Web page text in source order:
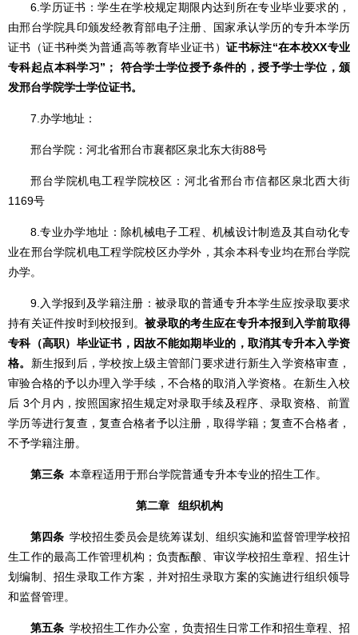
6.学历证书：学生在学校规定期限内达到所在专业毕业要求的，
由邢台学院具印颁发经教育部电子注册、国家承认学历的专升本学历
证书（证书种类为普通高等教育毕业证书）证书标注“在本校XX专业
专科起点本科学习”； 符合学士学位授予条件的，授予学士学位，颁
发邢台学院学士学位证书。
7.办学地址：
邢台学院：河北省邢台市襄都区泉北东大街88号
邢台学院机电工程学院校区：河北省邢台市信都区泉北西大街
1169号
8.专业办学地址：除机械电子工程、机械设计制造及其自动化专
业在邢台学院机电工程学院校区办学外，其余本科专业均在邢台学院
办学。
9.入学报到及学籍注册：被录取的普通专升本学生应按录取要求
持有关证件按时到校报到。被录取的考生应在专升本报到入学前取得
专科（高职）毕业证书，因故不能如期毕业的，取消其专升本入学资
格。 新生报到后，学校按上级主管部门要求进行新生入学资格审查，
审验合格的予以办理入学手续，不合格的取消入学资格。在新生入校
后 3个月内，按照国家招生规定对录取手续及程序、录取资格、前置
学历等进行复查，复查合格者予以注册，取得学籍；复查不合格者，
不予学籍注册。
第三条 本章程适用于邢台学院普通专升本专业的招生工作。
第二章 组织机构
第四条学校招生委员会是统筹谋划、组织实施和监督管理学校招
生工作的最高工作管理机构；负责酝酿、审议学校招生章程、招生计
划编制、招生录取工作方案，并对招生录取方案的实施进行组织领导
和监督管理。
第五条 学校招生工作办公室，负责招生日常工作和招生章程、招